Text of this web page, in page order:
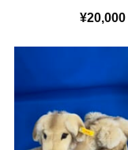
¥20,000